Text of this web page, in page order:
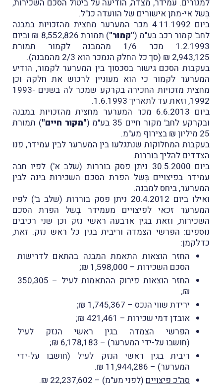
למגורים. עמידר, מצדה, הודיעה על ביטול הסכם השכירות,
בְּשל אי-מתן אישורים של הוועדה כנ"ל.
ביום 4.11.1992 מכר המערער מחצית מהזכויות במבנה
לחב' קמור רכב בע"מ ("קמור"
) תמורת 8,552,826 ₪ וביום
1.2.1993 מכר 1/6 מהמבנה לקמור תמורת
2,943,125 ₪ (סך כל החלק הנמכר הוא 2/3 מהמבנה).
בעקבות הסכם גישור בסכסוך בין המערער לקמור, הודיע
המערער לקמור כי הוא מעוניין לרכוש את חלקהּ וכן
מחצית מזכויות החכירה בקרקע שמכר לה בשנים 1993-
1992, וזאת עד לתאריך 1.6.1993.
ביום 6.6.2013 מכר המערער מחצית מהזכויות במבנה
ובקרקע לחב' מקור חיים 35 בע"מ (
"מקור חיים") תמורת
25 מיליון ₪ בצירוף מע"מ.
בעקבות המחלוקות שנתגלעו בין המערער לבין עמידר, פנו
הצדדים להליך בוררות.
ביום 30.5.2000 ניתן פסק בוררות (שלב א') לפיו חבה
עמידר בפיצויים בְּשל הפרת הסכם השכירות בינה לבין
המערער, ביחס למבנה.
ואילו ביום 20.4.2012 ניתן פסק בוררות (שלב ב') לפיו
המערער זכאי לפיצויים מעמידר בְּשל הפרת הסכם
השכירות, וזאת בגין ארבעה ראשי נזק וכן שני רכיבים
נוספים: הפרשי הצמדה וריבית בגין כל ראש נזק. זאת,
כדלקמן:
החזר הוצאות התאמת המבנה בהתאם לדרישות
הסכם השכירות – 1,598,000 ₪;
החזר הוצאות פירוק ההתאמות לעיל – 350,305
₪;
ירידת שווי הנכס – 1,745,367 ₪;
אובדן דמי שכירות – 421,461 ₪;
הפרשי הצמדה בגין ראשי הנזק לעיל
(חושבו על-ידי המערער) – 6,178,183 ₪;
ריבית בגין ראשי הנזק לעיל (חושבו על-ידי
המערער) – 11,944,286 ₪.
סה"כ פיצויים (לפני מע"מ) – 22,237,602 ₪.